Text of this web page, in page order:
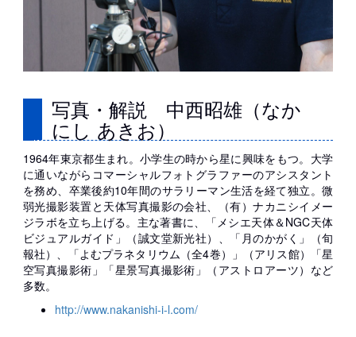
写真・解説 中西昭雄（なか
にし あきお）
1964年東京都生まれ。小学生の時から星に興味をもつ。大学
に通いながらコマーシャルフォトグラファーのアシスタント
を務め、卒業後約10年間のサラリーマン生活を経て独立。微
弱光撮影装置と天体写真撮影の会社、（有）ナカニシイメー
ジラボを立ち上げる。主な著書に、「メシエ天体＆NGC天体
ビジュアルガイド」（誠文堂新光社）、「月のかがく」（旬
報社）、「よむプラネタリウム（全4巻）」（アリス館）「星
空写真撮影術」「星景写真撮影術」（アストロアーツ）など
多数。
http://www.nakanishi-i-l.com/